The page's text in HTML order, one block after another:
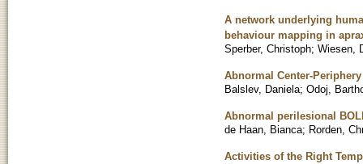
A network underlying
behaviour mapping in
Sperber, Christoph; Wiesen,
Abnormal Center-
Balslev, Daniela; Odoj,
Abnormal perilesional
de Haan, Bianca; Rorden,
Activities of the Right